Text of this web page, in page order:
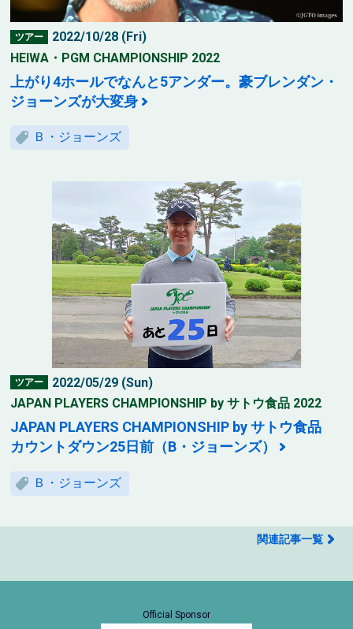
ツアー
2022/10/28 (Fri)
HEIWA・PGM CHAMPIONSHIP 2022
上がり4ホールでなんと5アンダー。豪ブレンダン・
ジョーンズが大変身
Ｂ・ジョーンズ
ツアー
2022/05/29 (Sun)
JAPAN PLAYERS CHAMPIONSHIP by サトウ食品 2022
JAPAN PLAYERS CHAMPIONSHIP by サトウ食品
カウントダウン25日前（B・ジョーンズ）
Ｂ・ジョーンズ
関連記事一覧
Official Sponsor